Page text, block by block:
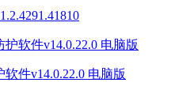
件v14.0.22.0 电脑版